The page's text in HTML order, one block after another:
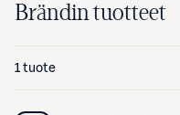
Brändin tuotteet
1 tuote